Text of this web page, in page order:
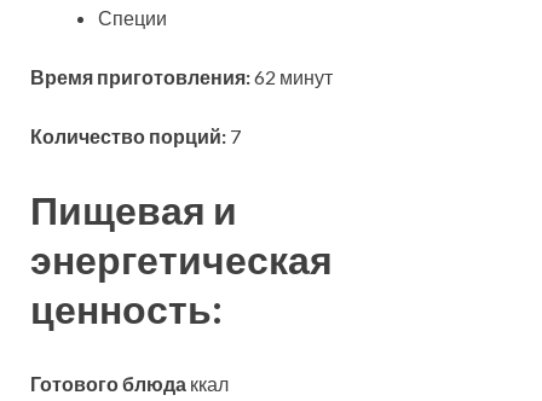
Специи
Время приготовления:62 минут
Количество порций: 7
Пищевая и
энергетическая
ценность:
Готового блюда ккал